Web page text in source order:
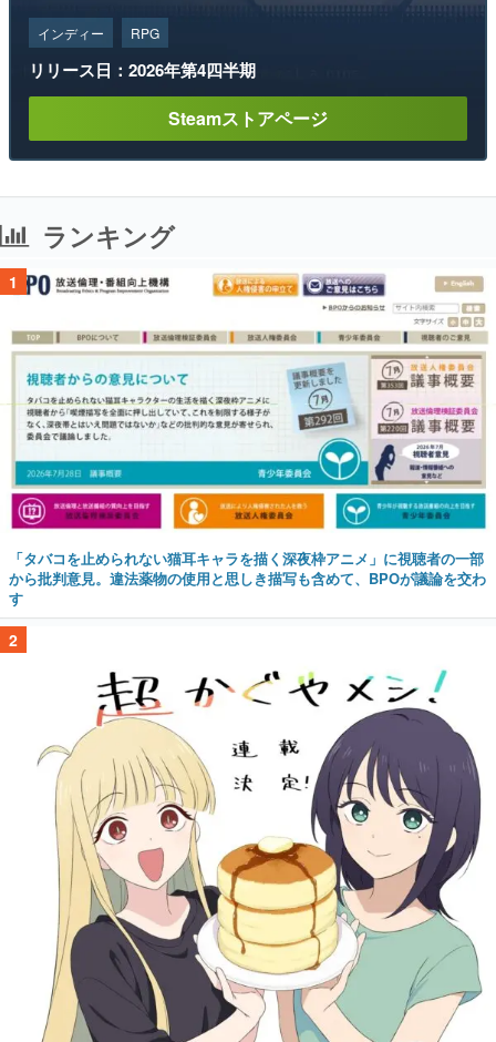
インディー RPG
リリース日：2026年第4四半期
Steamストアページ
ランキング
1
「タバコを止められない猫耳キャラを描く深夜枠アニメ」に視聴者の一部
から批判意見。違法薬物の使用と思しき描写も含めて、BPOが議論を交わ
す
2